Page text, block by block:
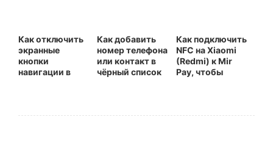
Как отключить
экранные
кнопки
навигации в
Xiaomi (Redmi)
Как добавить
номер телефона
или контакт в
чёрный список
Как подключить
NFC на Xiaomi
(Redmi) к Mir
Pay, чтобы